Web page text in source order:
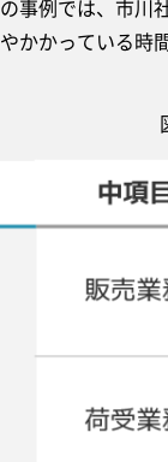
事例では、市
かかっている